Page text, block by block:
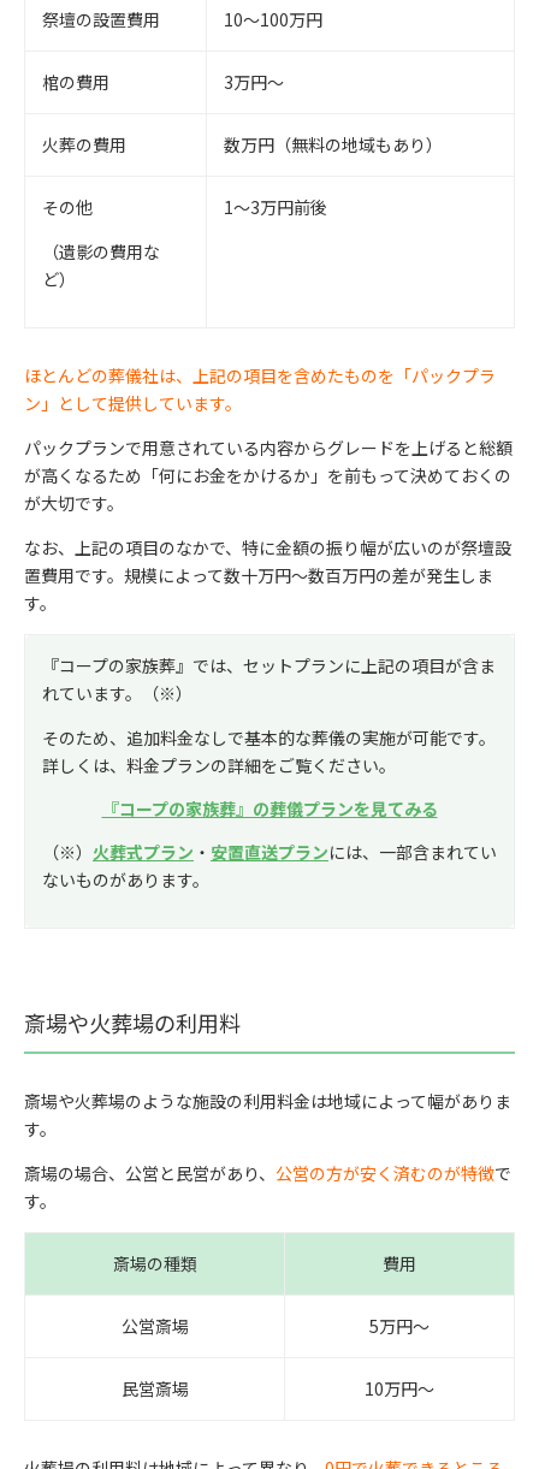
祭壇の設置費用 10〜100万円
棺の費用 3万円〜
火葬の費用 数万円（無料の地域もあり）
その他
（遺影の費用な
ど）
1〜3万円前後
ほとんどの葬儀社は、上記の項目を含めたものを「パックプラ
ン」として提供しています。
パックプランで用意されている内容からグレードを上げると総額
が高くなるため「何にお金をかけるか」を前もって決めておくの
が大切です。
なお、上記の項目のなかで、特に金額の振り幅が広いのが祭壇設
置費用です。規模によって数十万円〜数百万円の差が発生しま
す。
『コープの家族葬』では、セットプランに上記の項目が含ま
れています。（※）
そのため、追加料金なしで基本的な葬儀の実施が可能です。
詳しくは、料金プランの詳細をご覧ください。
『コープの家族葬』の葬儀プランを見てみる
（※） 火葬式プラン ・ 安置直送プランには、一部含まれてい
ないものがあります。
斎場や火葬場の利用料
斎場や火葬場のような施設の利用料金は地域によって幅がありま
す。
斎場の場合、公営と民営があり、 公営の方が安く済むのが特徴で
す。
斎場の種類 費用
公営斎場 5万円〜
民営斎場 10万円〜